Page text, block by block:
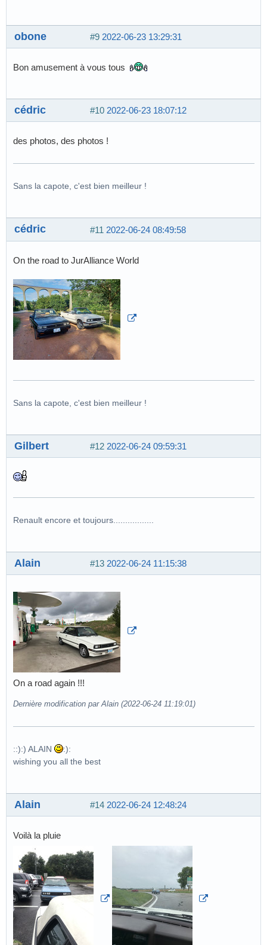
#9 2022-06-23 13:29:31
obone
Bon amusement à vous tous
#10 2022-06-23 18:07:12
cédric
des photos, des photos !
Sans la capote, c'est bien meilleur !
#11 2022-06-24 08:49:58
cédric
On the road to JurAlliance World
Sans la capote, c'est bien meilleur !
#12 2022-06-24 09:59:31
Gilbert
Renault encore et toujours.................
#13 2022-06-24 11:15:38
Alain
On a road again !!!
Dernière modification par Alain (2022-06-24 11:19:01)
::):) ALAIN
:):
wishing you all the best
#14 2022-06-24 12:48:24
Alain
Voilà la pluie